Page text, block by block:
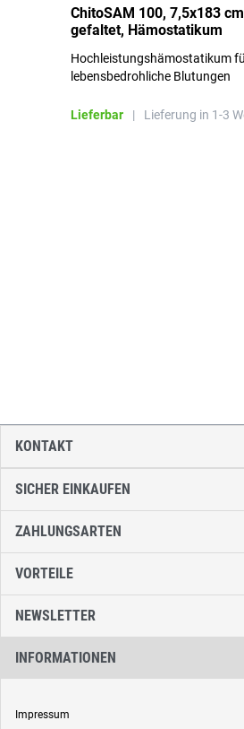
ChitoSAM 100, 7,5x183
gefaltet, Hämostatikum
Hochleistungshämostatikum
lebensbedrohliche Blutungen
Lieferbar | Lieferung in 1-3
SICHER EINKAUFEN
ZAHLUNGSARTEN
VORTEILE
NEWSLETTER
INFORMATIONEN
Impressum
KONTAKT